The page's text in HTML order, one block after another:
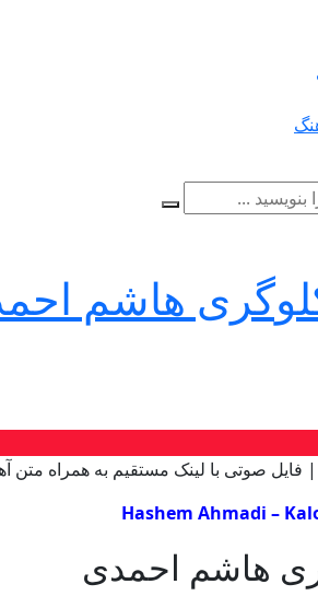
هاشم
صوتی با لینک مستقیم به همراه متن
Hashem Ahmadi –